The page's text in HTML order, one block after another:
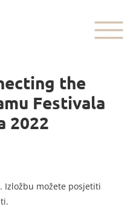
the
Festivala
2022
Izložbu možete posjetiti